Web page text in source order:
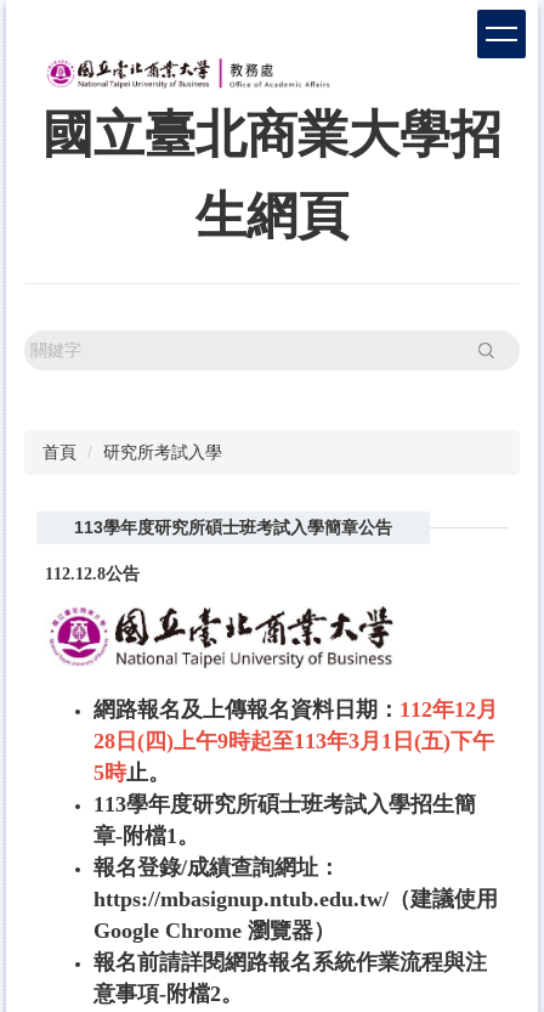
國立臺北商業大學招
生網頁
搜尋
首頁 研究所考試入學
113學年度研究所碩士班考試入學簡章公告
112.12.8公告
網路報名及上傳報名資料日期： 112年12月
28日(四)上午9時起至113年3月1日(五)下午
5時止。
113學年度研究所碩士班考試入學招生簡
章-附檔1。
報名登錄/成績查詢網址：
https://mbasignup.ntub.edu.tw/ （建議使用
Google Chrome 瀏覽器）
報名前請詳閱網路報名系統作業流程與注
意事項-附檔2。